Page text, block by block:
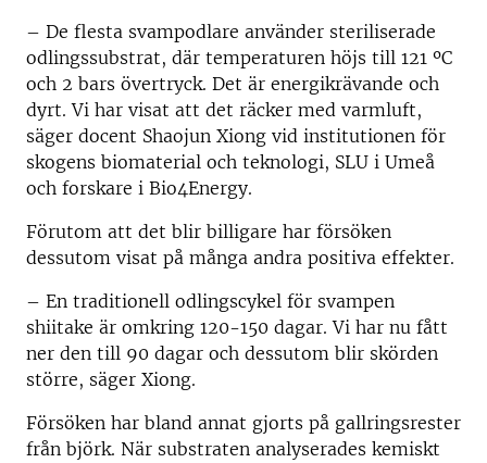
– De flesta svampodlare använder steriliserade
odlingssubstrat, där temperaturen höjs till 121 ºC
och 2 bars övertryck. Det är energikrävande och
dyrt. Vi har visat att det räcker med varmluft,
säger docent Shaojun Xiong vid institutionen för
skogens biomaterial och teknologi, SLU i Umeå
och forskare i Bio4Energy.
Förutom att det blir billigare har försöken
dessutom visat på många andra positiva effekter.
– En traditionell odlingscykel för svampen
shiitake är omkring 120-150 dagar. Vi har nu fått
ner den till 90 dagar och dessutom blir skörden
större, säger Xiong.
Försöken har bland annat gjorts på gallringsrester
från björk. När substraten analyserades kemiskt